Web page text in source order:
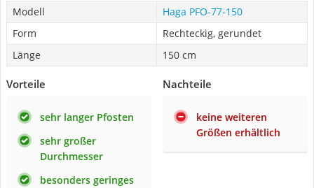
Modell
Haga PFO-77-150
Form
Rechteckig, gerundet
Länge
150 cm
Vorteile
sehr langer Pfosten
sehr großer
Durchmesser
besonders geringes
Nachteile
keine weiteren
Größen erhältlich